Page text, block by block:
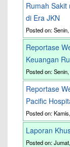
Rumah Sakit
di Era JKN
Posted on:
Reportase
Keuangan
Posted on:
Reportase
Pacific
Posted on:
Laporan
Posted on: